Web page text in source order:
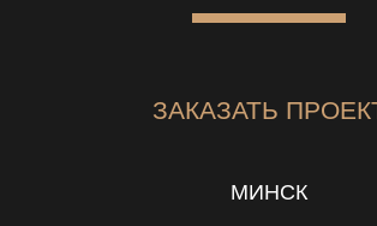
ЗАКАЗАТЬ
МИНСК